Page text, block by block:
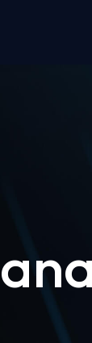
Cloud
惡意軟